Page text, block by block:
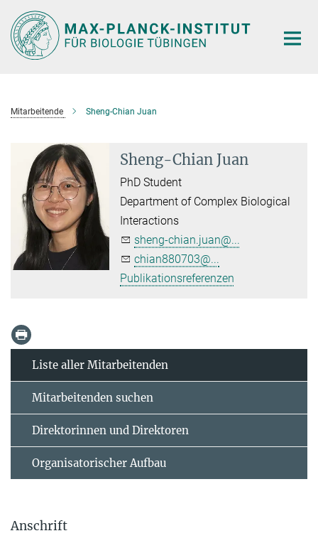
Hauptinhalt
Mitarbeitende Sheng-Chian Juan
Sheng-Chian Juan
PhD Student
Department of Complex Biological
Interactions
sheng-chian.juan@...
chian880703@...
Publikationsreferenzen
Liste aller Mitarbeitenden
Mitarbeitenden suchen
Direktorinnen und Direktoren
Organisatorischer Aufbau
Anschrift